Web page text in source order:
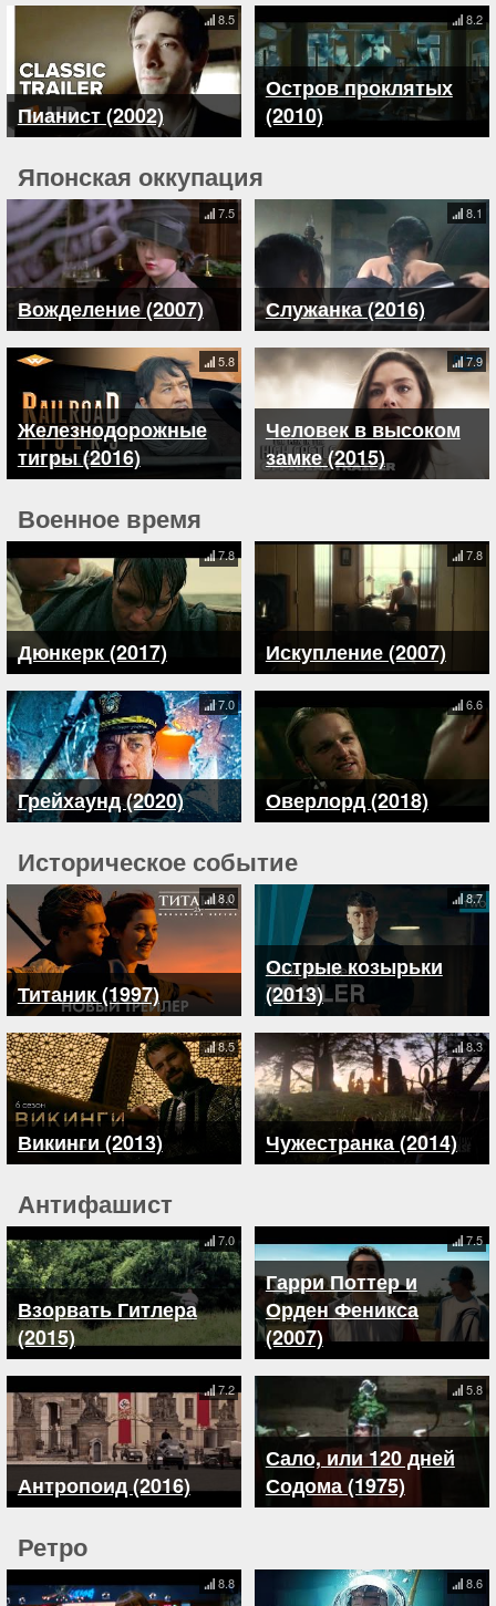
Пианист (2002)
8.5
Остров проклятых
(2010)
8.2
Японская оккупация
Вожделение (2007)
7.5
Служанка (2016)
8.1
Железнодорожные
тигры (2016)
5.8
Человек в высоком
замке (2015)
7.9
Военное время
Дюнкерк (2017)
7.8
Искупление (2007)
7.8
Грейхаунд (2020)
7.0
Оверлорд (2018)
6.6
Историческое событие
Титаник (1997)
8.0
Острые козырьки
(2013)
8.7
Викинги (2013)
8.5
Чужестранка (2014)
8.3
Антифашист
Взорвать Гитлера
(2015)
7.0
Гарри Поттер и
Орден Феникса
(2007)
7.5
Антропоид (2016)
7.2
Сало, или 120 дней
Содома (1975)
5.8
Ретро
8.8 8.6